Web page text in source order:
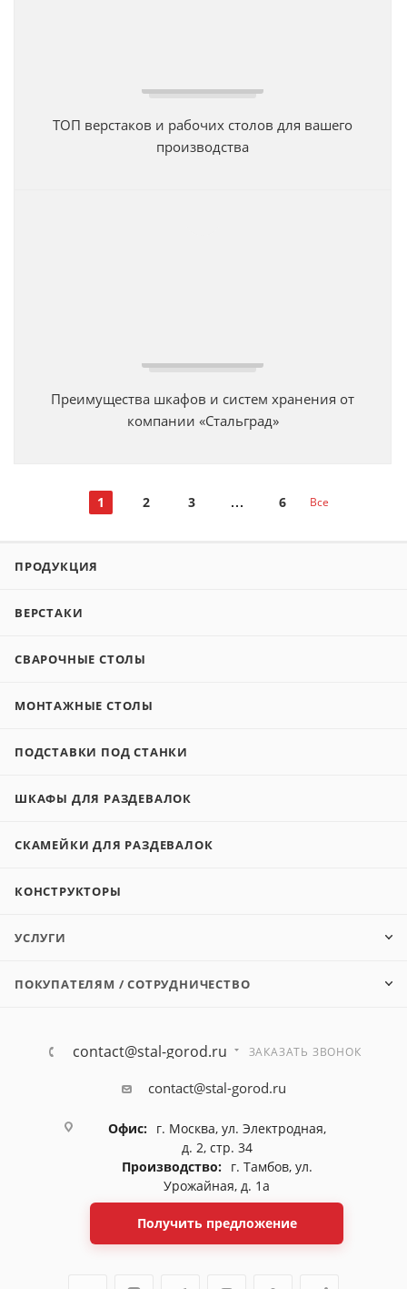
ТОП верстаков и рабочих столов для вашего
производства
Преимущества шкафов и систем хранения от
компании «Стальград»
1 2 3 6 Все
ПРОДУКЦИЯ
ВЕРСТАКИ
СВАРОЧНЫЕ СТОЛЫ
МОНТАЖНЫЕ СТОЛЫ
ПОДСТАВКИ ПОД СТАНКИ
ШКАФЫ ДЛЯ РАЗДЕВАЛОК
СКАМЕЙКИ ДЛЯ РАЗДЕВАЛОК
КОНСТРУКТОРЫ
УСЛУГИ
ПОКУПАТЕЛЯМ / СОТРУДНИЧЕСТВО
contact@stal-gorod.ru ЗАКАЗАТЬ ЗВОНОК
contact@stal-gorod.ru
Офис:
г. Москва, ул. Электродная,
д. 2, стр. 34
Производство:
г. Тамбов, ул.
Урожайная, д. 1а
Получить предложение